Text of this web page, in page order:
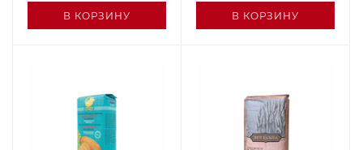
В КОРЗИНУ В КОРЗИНУ